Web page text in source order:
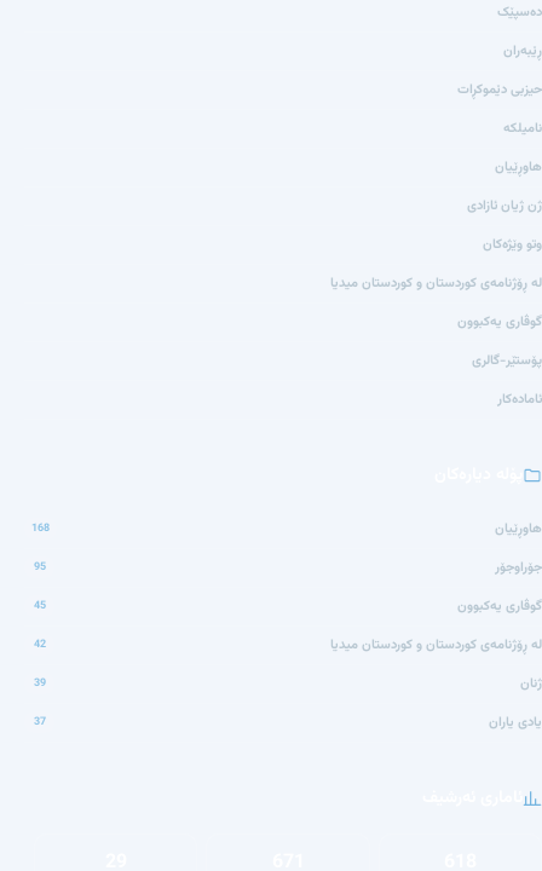
دەسپێک
ڕێبەران
حیزبی دێموکڕات
نامیلکە
هاوڕێیان
ژن ژیان ئازادی
وتو وێژەکان
لە ڕۆژنامەی کوردستان و کوردستان میدیا
گوڤاری یەکبوون
پۆستێر-گالری
ئامادەکار
هاوڕێیان 168
جۆراوجۆر 95
گوڤاری یەکبوون 45
لە ڕۆژنامەی کوردستان و کوردستان میدیا 42
ژنان 39
یادی یاران 37